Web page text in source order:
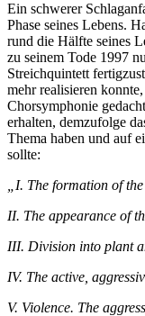
Ein schwerer
Phase seines Lebens.
rund die Hälfte seines
zu seinem Tode 1997
Streichquintett
mehr realisieren
Chorsymphonie
erhalten, demzufolge
Thema haben und auf
sollte:
„I. The formation of
II. The appearance of
III. Division into plant
IV. The active,
V. Violence. The